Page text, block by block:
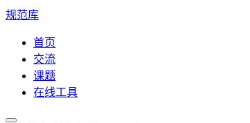
规范库
首页
交流
课题
在线工具